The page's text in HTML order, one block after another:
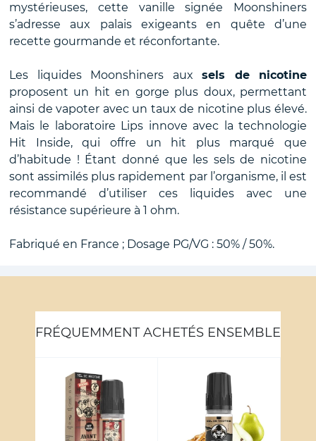
mystérieuses, cette vanille signée Moonshiners
s’adresse aux palais exigeants en quête d’une
recette gourmande et réconfortante.
Les liquides Moonshiners aux sels de nicotine
proposent un hit en gorge plus doux, permettant
ainsi de vapoter avec un taux de nicotine plus élevé.
Mais le laboratoire Lips innove avec la technologie
Hit Inside, qui offre un hit plus marqué que
d’habitude ! Étant donné que les sels de nicotine
sont assimilés plus rapidement par l’organisme, il est
recommandé d’utiliser ces liquides avec une
résistance supérieure à 1 ohm.
Fabriqué en France ; Dosage PG/VG : 50% / 50%.
FRÉQUEMMENT ACHETÉS ENSEMBLE